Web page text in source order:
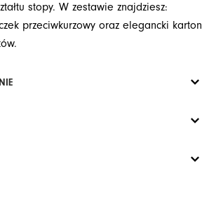
stopy. W zestawie znajdziesz:
przeciwkurzowy oraz elegancki karton